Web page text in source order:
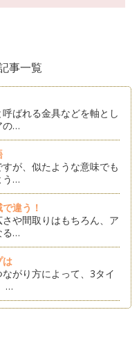
事一覧
ばれる金具などを軸とし
の…
が、似たような意味でも
う…
違う！
や間取りはもちろん、ア
る…
は
がり方によって、3タイ
…
…